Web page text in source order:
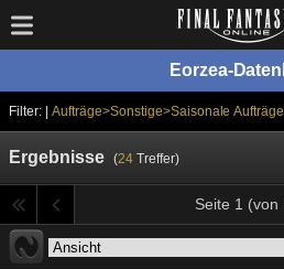
Eorzea-
Filter: | Aufträge>Sonstige>Saisonale
Ergebnisse (24Treffer)
Seite 1 (von